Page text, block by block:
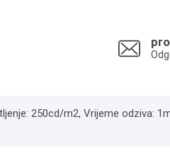
250cd/m2, Vrijeme odziva: